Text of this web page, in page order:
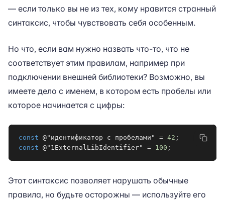
— если только вы не из тех, кому нравится странный
синтаксис, чтобы чувствовать себя особенным.
Но что, если вам нужно назвать что-то, что не
соответствует этим правилам, например при
подключении внешней библиотеки? Возможно, вы
имеете дело с именем, в котором есть пробелы или
которое начинается с цифры:
const @"идентификатор с пробелами" = 42 ;
const @"1ExternalLibIdentifier" = 100 ;
Этот синтаксис позволяет нарушать обычные
правила, но будьте осторожны — используйте его